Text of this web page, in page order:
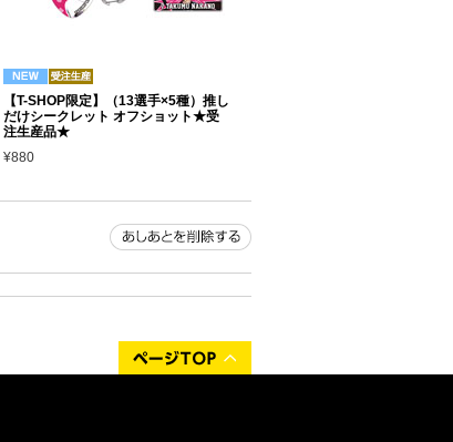
【T-SHOP限定】（13選手×5種）推し
だけシークレット オフショット★受
注生産品★
¥880